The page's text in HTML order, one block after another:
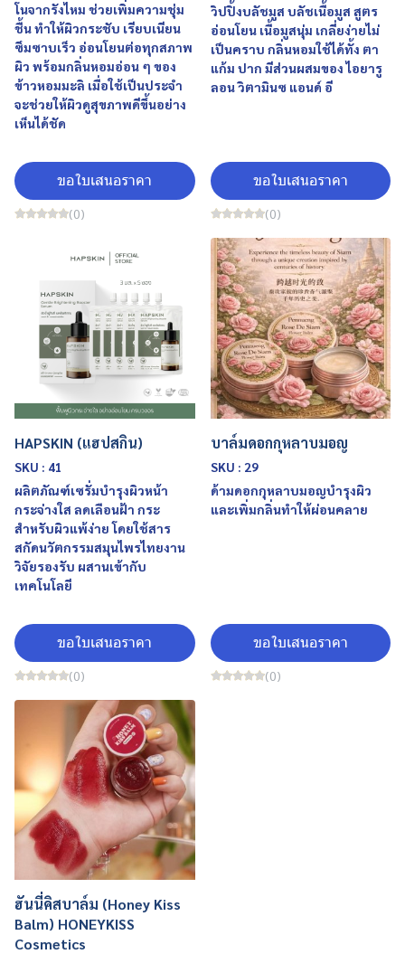
โนจากรังไหม ช่วยเพิ่มความชุ่ม
ชื้น ทำให้ผิวกระชับ เรียบเนียน
ซึมซาบเร็ว อ่อนโยนต่อทุกสภาพ
ผิว พร้อมกลิ่นหอมอ่อน ๆ ของ
ข้าวหอมมะลิ เมื่อใช้เป็นประจำ
จะช่วยให้ผิวดูสุขภาพดีขึ้นอย่าง
เห็นได้ชัด
ขอใบเสนอราคา
(0)
วิปปิ้งบลัชมูส บลัชเนื้อมูส สูตร
อ่อนโยน เนื้อมูสนุ่ม เกลี่ยง่ายไม่
เป็นคราบ กลิ่นหอมใช้ได้ทั้ง ตา
แก้ม ปาก มีส่วนผสมของ ไอยารู
ลอน วิตามินซ แอนด์ อี
ขอใบเสนอราคา
(0)
HAPSKIN (แฮปสกิน)
SKU : 41
ผลิตภัณฑ์เซรั่มบำรุงผิวหน้า
กระจ่างใส ลดเลือนฝ้า กระ
สำหรับผิวแพ้ง่าย โดยใช้สาร
สกัดนวัตกรรมสมุนไพรไทยงาน
วิจัยรองรับ ผสานเข้ากับ
เทคโนโลยี
ขอใบเสนอราคา
(0)
บาล์มดอกกุหลาบมอญ
SKU : 29
ด้ามดอกกุหลาบมอญบำรุงผิว
และเพิ่มกลิ่นทำให้ผ่อนคลาย
ขอใบเสนอราคา
(0)
ฮันนี่คิสบาล์ม (Honey Kiss
Balm) HONEYKISS
Cosmetics